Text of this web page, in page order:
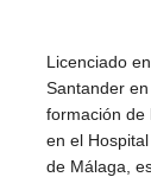
Licenciado
Santander
formación de
en el
de Málaga,